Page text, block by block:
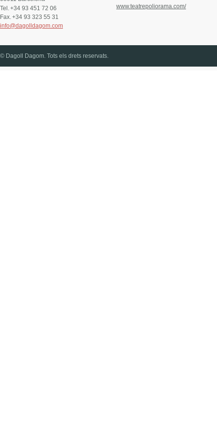
Tel. +34 93 451 72 06
Fax. +34 93 323 55 31
info@dagolldagom.com
www.teatrepoliorama.com/
© Dagoll Dagom. Tots els drets reservats.